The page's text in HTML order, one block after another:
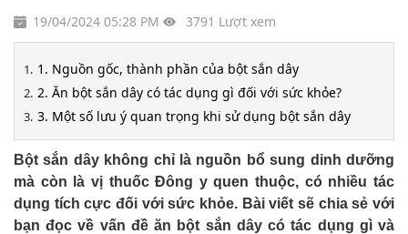
19/04/2024 05:28 PM 3791 Lượt xem
1. Nguồn gốc, thành phần của bột sắn dây
2. Ăn bột sắn dây có tác dụng gì đối với sức khỏe?
3. Một số lưu ý quan trọng khi sử dụng bột sắn dây
Bột sắn dây không chỉ là nguồn bổ sung dinh dưỡng
mà còn là vị thuốc Đông y quen thuộc, có nhiều tác
dụng tích cực đối với sức khỏe. Bài viết sẽ chia sẻ với
bạn đọc về vấn đề ăn bột sắn dây có tác dụng gì và